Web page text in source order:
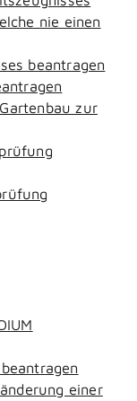
nie einen
beantragen
zur
einer